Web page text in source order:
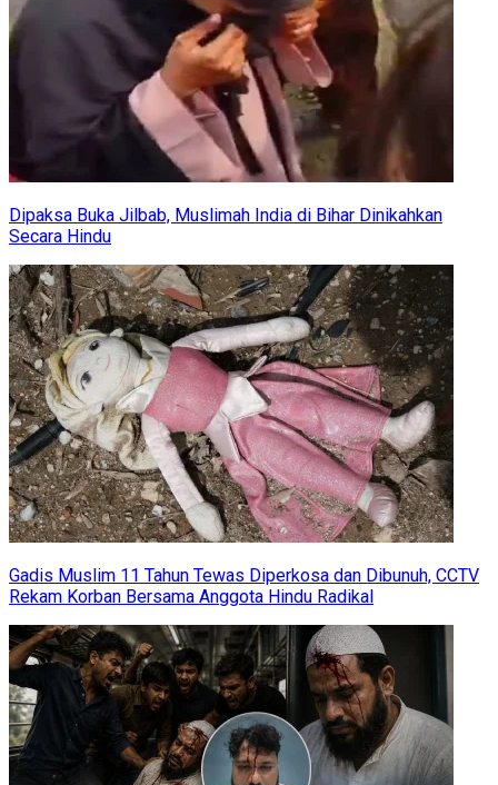
Dipaksa Buka Jilbab, Muslimah India di Bihar Dinikahkan
Secara Hindu
Gadis Muslim 11 Tahun Tewas Diperkosa dan Dibunuh, CCTV
Rekam Korban Bersama Anggota Hindu Radikal